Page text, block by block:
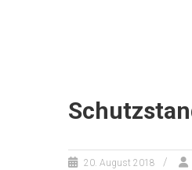
20. August 2018